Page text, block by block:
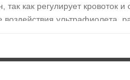
как регулирует кровоток
воздействия ультрафиолета,
кожу, делают ее нежной,